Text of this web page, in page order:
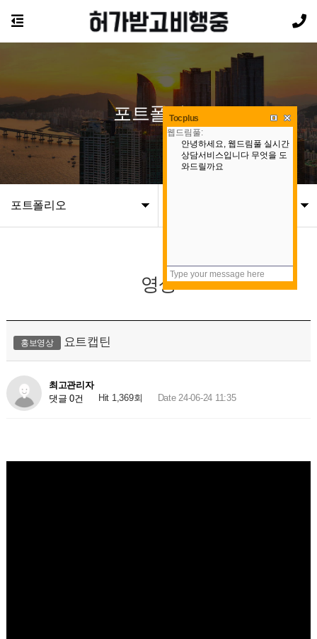
포트폴리오
포트폴리오
영상
홍보영상 요트캡틴
최고관리자
댓글 0건
Hit 1,369회 Date 24-06-24 11:35
Tocplus